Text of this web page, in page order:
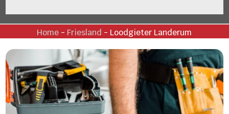
Home - Friesland - Loodgieter Landerum